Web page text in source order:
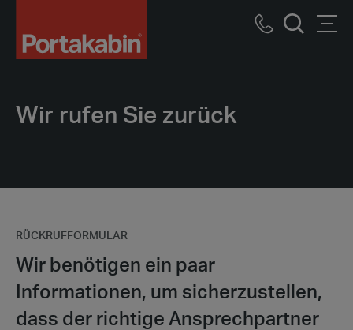
Call
Wir rufen Sie zurück
RÜCKRUFFORMULAR
Wir benötigen ein paar
Informationen, um sicherzustellen,
dass der richtige Ansprechpartner